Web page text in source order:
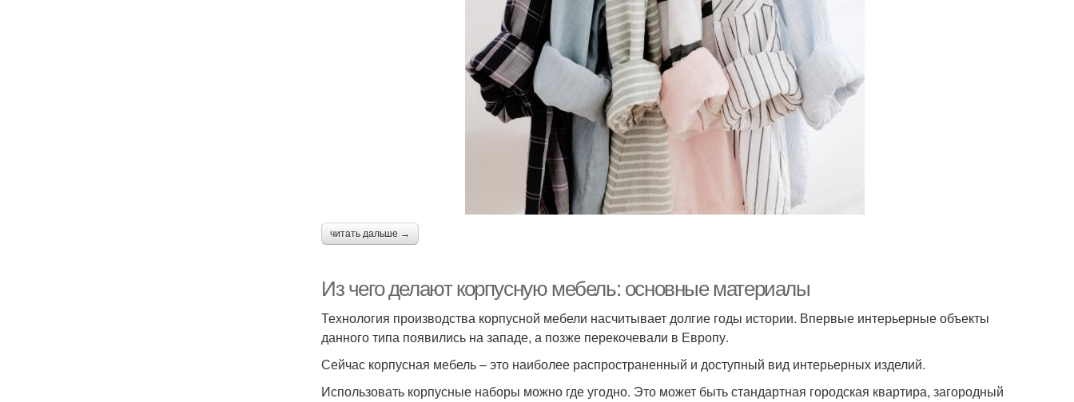
читать дальше →
Из чего делают корпусную мебель: основные материалы
Технология производства корпусной мебели насчитывает долгие годы истории. Впервые интерьерные объекты
данного типа появились на западе, а позже перекочевали в Европу.
Сейчас корпусная мебель – это наиболее распространенный и доступный вид интерьерных изделий.
Использовать корпусные наборы можно где угодно. Это может быть стандартная городская квартира, загородный